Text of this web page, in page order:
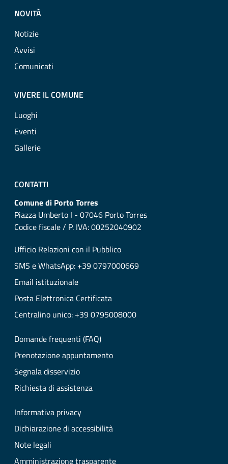
NOVITÀ
Notizie
Avvisi
Comunicati
VIVERE IL COMUNE
Luoghi
Eventi
Gallerie
CONTATTI
Comune di Porto Torres
Piazza Umberto I - 07046 Porto Torres
Codice fiscale / P. IVA: 00252040902
Ufficio Relazioni con il Pubblico
SMS e WhatsApp: +39 0797000669
Email istituzionale
Posta Elettronica Certificata
Centralino unico: +39 0795008000
Domande frequenti (FAQ)
Prenotazione appuntamento
Segnala disservizio
Richiesta di assistenza
Informativa privacy
Dichiarazione di accessibilità
Note legali
Amministrazione trasparente